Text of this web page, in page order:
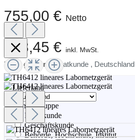
755,00 € Netto
898,45 € inkl. MwSt.
Preis gilt für:Privatkunde , Deutschland
Lieferland
Kundengruppe
Privatkunde
Geschäftskunde
Behörde, Hochschule, Institut